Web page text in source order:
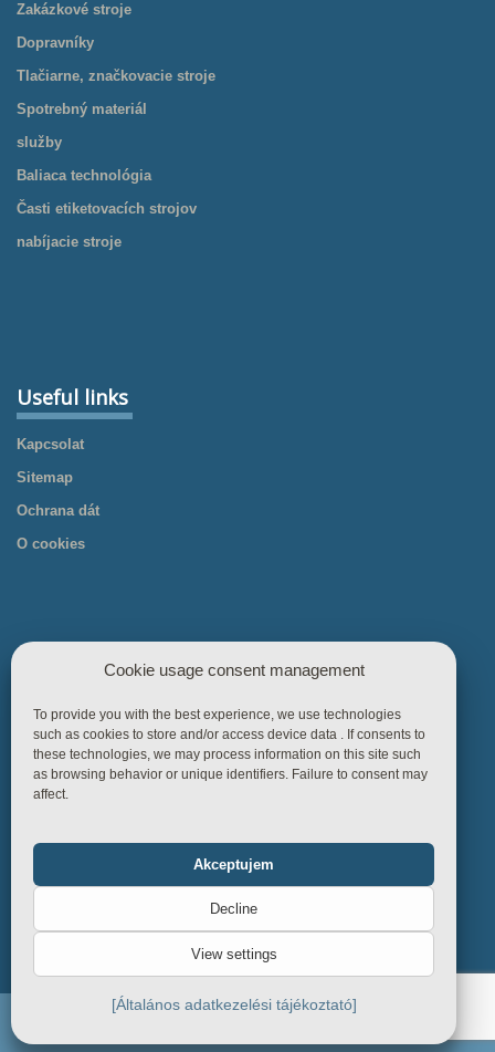
Zakázkové stroje
Dopravníky
Tlačiarne, značkovacie stroje
Spotrebný materiál
služby
Baliaca technológia
Časti etiketovacích strojov
nabíjacie stroje
Useful links
Kapcsolat
Sitemap
Ochrana dát
O cookies
Hlavná stránka
Produkty
Vedomostná základňa
Obchodné pravidlá
Cookie usage consent management
To provide you with the best experience, we use technologies
such as cookies to store and/or access device data . If consents to
these technologies, we may process information on this site such
as browsing behavior or unique identifiers. Failure to consent may
affect.
Statistics
Akceptujem
Decline
View settings
[Általános adatkezelési tájékoztató]